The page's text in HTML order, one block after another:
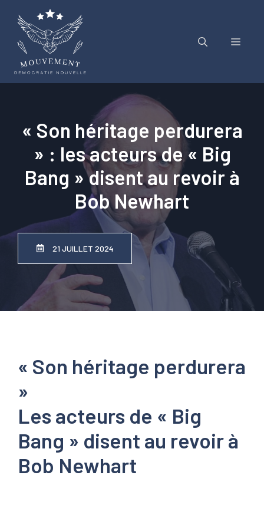
contenu
Menu
« Son héritage perdurera
» : les acteurs de « Big
Bang » disent au revoir à
Bob Newhart
21 JUILLET 2024
« Son héritage perdurera
»
Les acteurs de « Big
Bang » disent au revoir à
Bob Newhart